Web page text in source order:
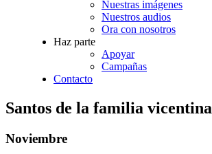
Nuestras imágenes
Nuestros audios
Ora con nosotros
Haz parte
Apoyar
Campañas
Contacto
Santos de la familia vicentina
Noviembre